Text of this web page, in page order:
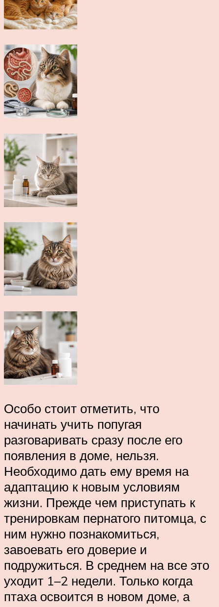
Особо стоит отметить, что
начинать учить попугая
разговаривать сразу после его
появления в доме, нельзя.
Необходимо дать ему время на
адаптацию к новым условиям
жизни. Прежде чем приступать к
тренировкам пернатого питомца, с
ним нужно познакомиться,
завоевать его доверие и
подружиться. В среднем на все это
уходит 1–2 недели. Только когда
птаха освоится в новом доме, а